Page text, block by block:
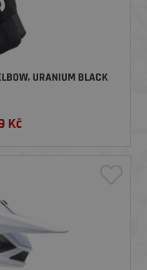
URANIUM BLACK
Kč